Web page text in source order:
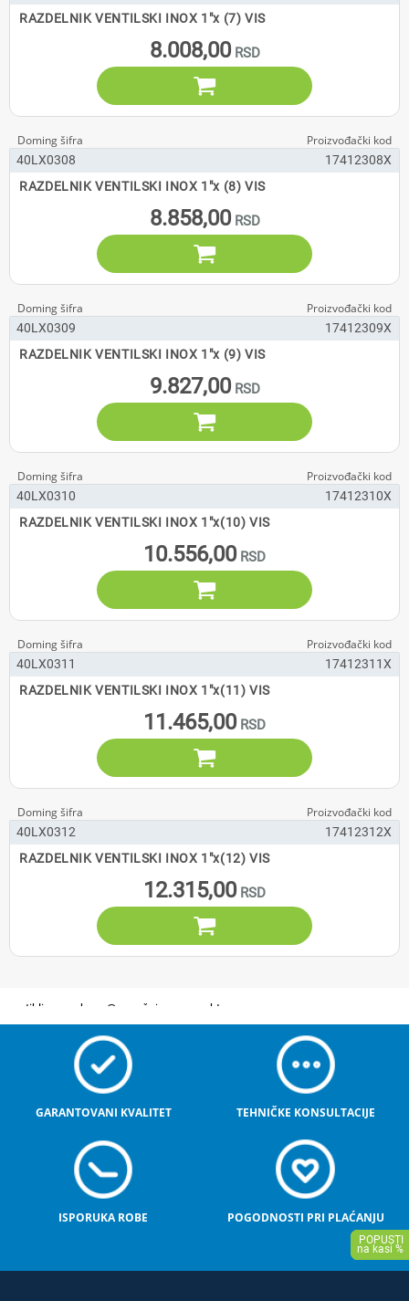
RAZDELNIK VENTILSKI INOX 1"x (7) VIS
8.008,00

40LX0308
17412308X
RAZDELNIK VENTILSKI INOX 1"x (8) VIS
8.858,00

40LX0309
17412309X
RAZDELNIK VENTILSKI INOX 1"x (9) VIS
9.827,00

40LX0310
17412310X
RAZDELNIK VENTILSKI INOX 1"x(10) VIS
10.556,00

40LX0311
17412311X
RAZDELNIK VENTILSKI INOX 1"x(11) VIS
11.465,00

40LX0312
17412312X
RAZDELNIK VENTILSKI INOX 1"x(12) VIS
12.315,00

GARANTOVANI KVALITET TEHNIČKE KONSULTACIJE
ISPORUKA ROBE POGODNOSTI PRI PLAĆANJU